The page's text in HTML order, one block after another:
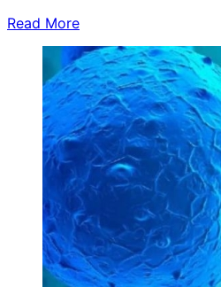
Read More